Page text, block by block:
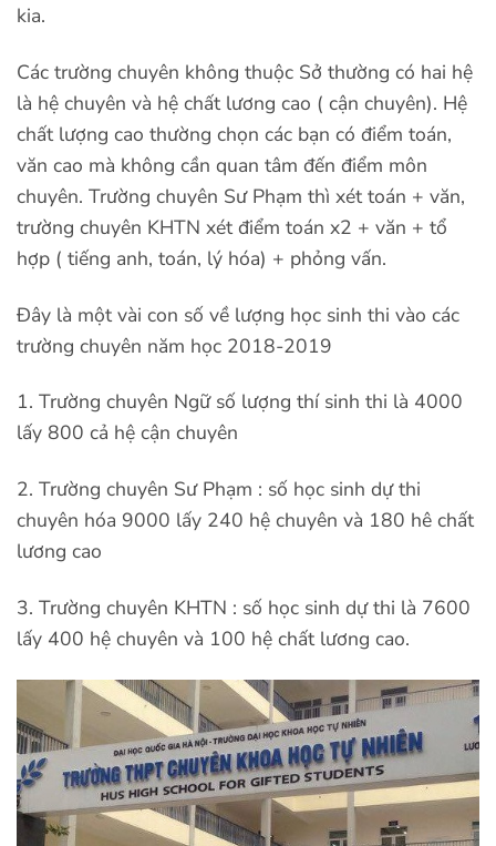
kia.
Các trường chuyên không thuộc Sở thường có hai hệ
là hệ chuyên và hệ chất lương cao ( cận chuyên). Hệ
chất lượng cao thường chọn các bạn có điểm toán,
văn cao mà không cần quan tâm đến điểm môn
chuyên. Trường chuyên Sư Phạm thì xét toán + văn,
trường chuyên KHTN xét điểm toán x2 + văn + tổ
hợp ( tiếng anh, toán, lý hóa) + phỏng vấn.
Đây là một vài con số về lượng học sinh thi vào các
trường chuyên năm học 2018-2019
1. Trường chuyên Ngữ số lượng thí sinh thi là 4000
lấy 800 cả hệ cận chuyên
2. Trường chuyên Sư Phạm : số học sinh dự thi
chuyên hóa 9000 lấy 240 hệ chuyên và 180 hê chất
lương cao
3. Trường chuyên KHTN : số học sinh dự thi là 7600
lấy 400 hệ chuyên và 100 hệ chất lương cao.